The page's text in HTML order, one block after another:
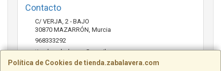
Política de Cookies de tienda.zabalavera.com
Contacto
C/ VERJA, 2 - BAJO
30870 MAZARRÓN Murcia
968333292
tienda.zabalavera@gmail.com